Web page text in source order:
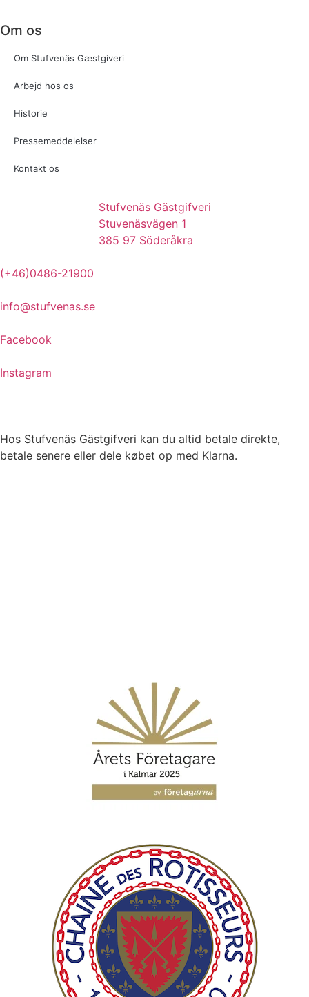
Om os
Om Stufvenäs Gæstgiveri
Arbejd hos os
Historie
Pressemeddelelser
Kontakt os
Stufvenäs Gästgifveri
Stuvenäsvägen 1
385 97 Söderåkra
(+46)0486-21900
info@stufvenas.se
Facebook
Instagram
Hos Stufvenäs Gästgifveri kan du altid betale direkte,
betale senere eller dele købet op med Klarna.